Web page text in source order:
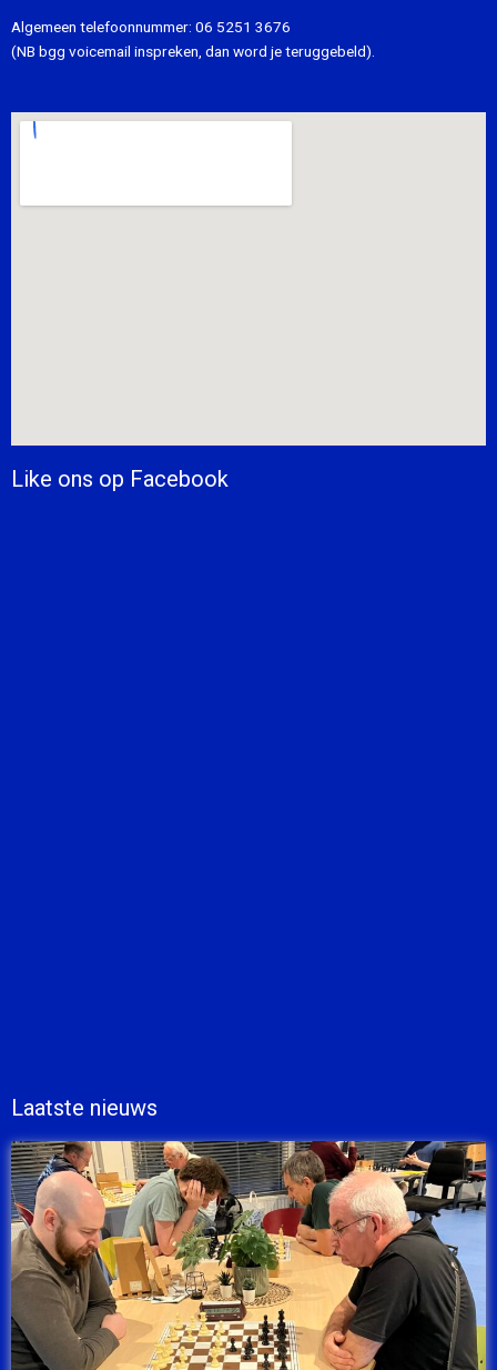
Algemeen telefoonnummer: 06 5251 3676
(NB bgg voicemail inspreken, dan word je teruggebeld).
Like ons op Facebook
Laatste nieuws